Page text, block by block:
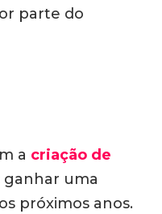
parte do
a criação de
uma
próximos anos.